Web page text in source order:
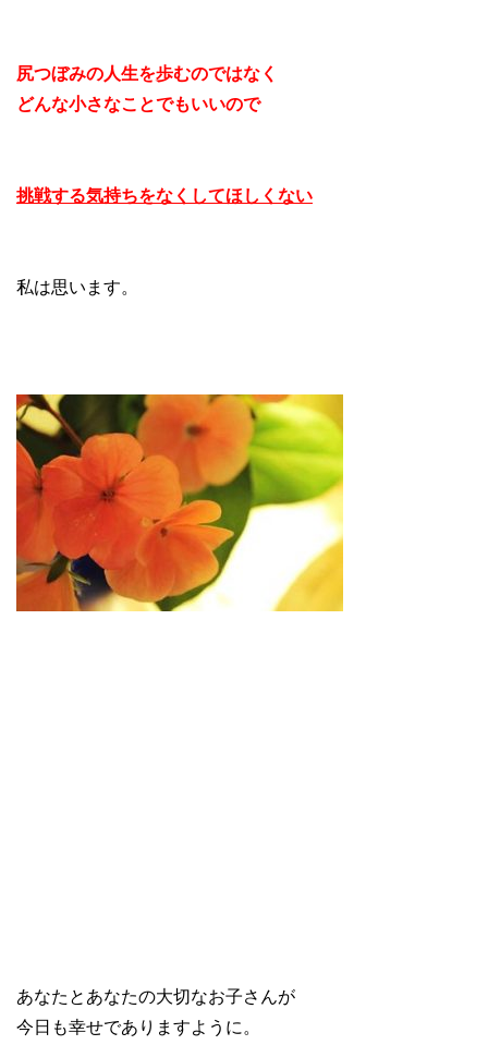
尻つぼみの人生を歩むのではなく
どんな小さなことでもいいので
挑戦する気持ちをなくしてほしくない
私は思います。
あなたとあなたの大切なお子さんが
今日も幸せでありますように。